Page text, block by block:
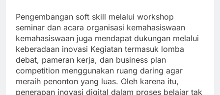
Pengembangan soft skill melalui workshop
seminar dan acara organisasi kemahasiswaan
kemahasiswaan juga mendapat dukungan melalui
keberadaan inovasi Kegiatan termasuk lomba
debat, pameran kerja, dan business plan
competition menggunakan ruang daring agar
meraih penonton yang luas. Oleh karena itu,
penerapan inovasi digital dalam proses belajar tak